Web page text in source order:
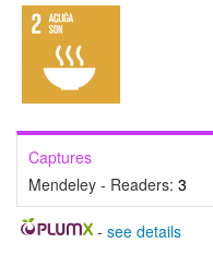
Captures
Mendeley - Readers: 3
- see details